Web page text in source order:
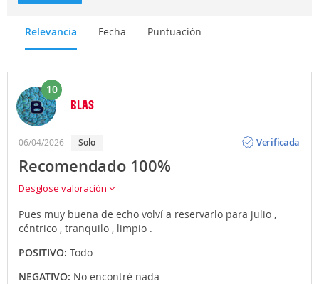
Relevancia Fecha Puntuación
10
BLAS
06/04/2026 Solo
Verificada
Recomendado 100%
Desglose valoración
Pues muy buena de echo volví a reservarlo para julio ,
céntrico , tranquilo , limpio .
POSITIVO: Todo
NEGATIVO: No encontré nada